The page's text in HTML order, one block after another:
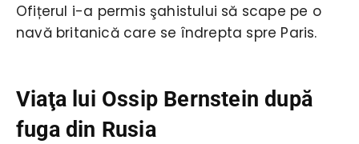
Ofițerul i-a permis şahistului să scape pe o
navă britanică care se îndrepta spre Paris.
Viaţa lui Ossip Bernstein după
fuga din Rusia